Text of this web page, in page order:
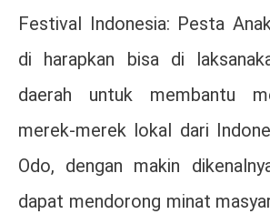
Festival Indonesia: Pesta
di harapkan bisa di
daerah untuk membantu
merek-merek lokal dari
Odo, dengan makin
dapat mendorong minat